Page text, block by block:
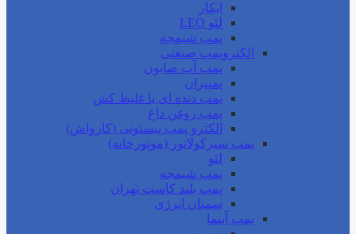
ایکار
لئو LEO
پمپ شیمجه
الکتروپمپ صنعتی
پمپ آب صابون
پمپیران
پمپ دنده ای یا غلیظ کش
پمپ روغن داغ
الکترو پمپ پیستونی (کارواش)
پمپ سیرکولاتور (موتورخانه)
لئو
پمپ شیمجه
پمپ بلند کاست تهران
سمنان انرژی
پمپ آبنما